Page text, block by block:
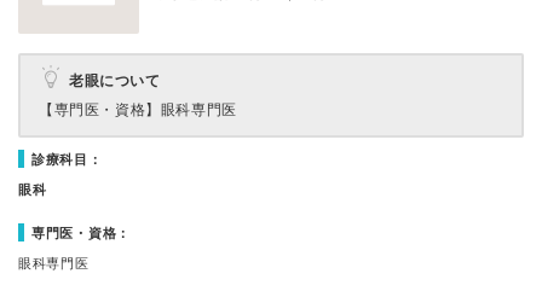
老眼について
【専門医・資格】 眼科専門医
診療科目：
眼科
専門医・資格：
眼科専門医